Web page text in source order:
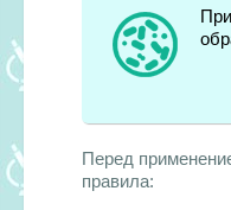
Перед
правила: